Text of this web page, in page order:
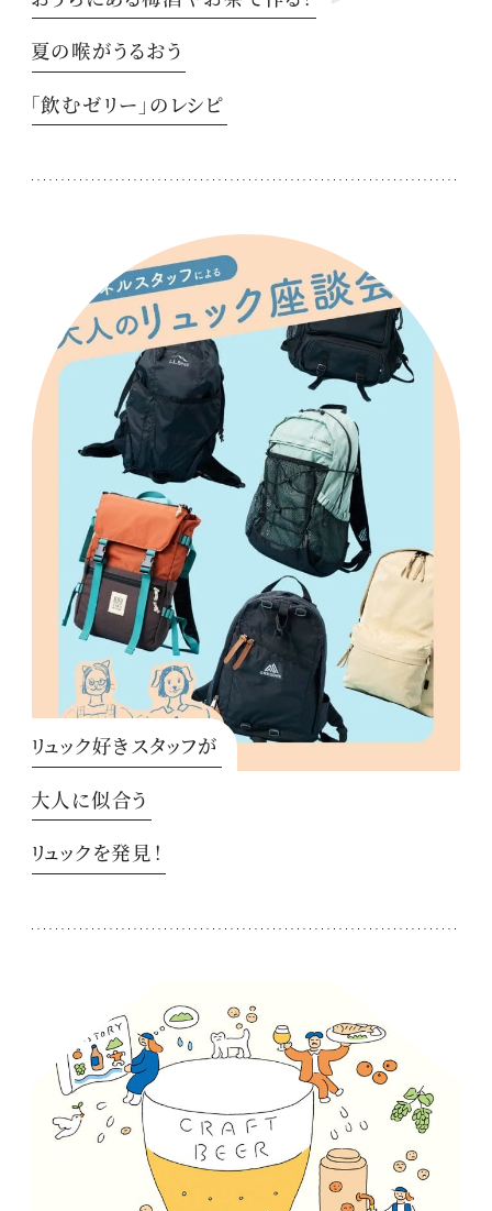
夏の喉がうるおう
「飲むゼリー」のレシピ
リュック好きスタッフが
大人に似合う
リュックを発見！